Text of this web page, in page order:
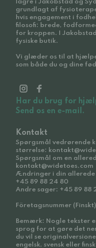
lagre i Jakobstad og
grundlagt af
hvis engagement i
filosofi: brede,
for kroppen. I
fysiske butik.
Vi glæder os til at
som både du og dine
Har du brug for
Send os en e-mail.
Kontakt
Spørgsmål vedrørende
størrelse:
Spørgsmål om en
kontakt@widetoes.com
Ændringer i din
+45 89 88 24 80
Andre sager: +45 89 88
Företagsnummer
Bemærk: Nogle tekster
sprog for at gøre det
du vil se
engelsk, svensk eller